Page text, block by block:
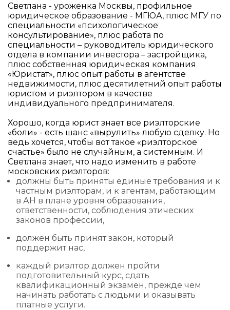
Светлана - уроженка Москвы, профильное
юридическое образование - МГЮА, плюс МГУ по
специальности «психологическое
консультирование», плюс работа по
специальности – руководитель юридического
отдела в компании инвестора – застройщика,
плюс собственная юридическая компания
«Юристат», плюс опыт работы в агентстве
недвижимости, плюс десятилетний опыт работы
юристом и риэлтором в качестве
индивидуального предпринимателя.
Хорошо, когда юрист знает все риэлторские
«боли» - есть шанс «вырулить» любую сделку. Но
ведь хочется, чтобы вот такое «риэлторское
счастье» было не случайным, а системным. И
Светлана знает, что надо изменить в работе
московских риэлторов:
должны быть приняты единые требования и к
частным риэлторам, и к агентам, работающим
в АН в плане уровня образования,
ответственности, соблюдения этических
законов профессии,
должен быть принят закон, который
поддержит нас,
каждый риэлтор должен пройти
подготовительный курс, сдать
квалификационный экзамен, прежде чем
начинать работать с людьми и оказывать
платные услуги.